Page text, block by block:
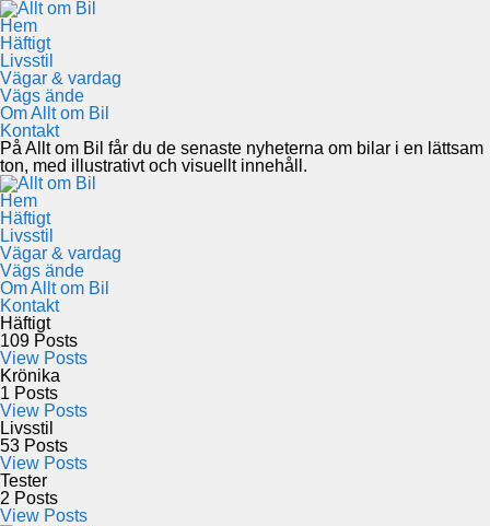
Hem
Häftigt
Livsstil
Vägar & vardag
Vägs ände
Om Allt om Bil
Kontakt
På Allt om Bil får du de senaste nyheterna om bilar i en lättsam
ton, med illustrativt och visuellt innehåll.
Hem
Häftigt
Livsstil
Vägar & vardag
Vägs ände
Om Allt om Bil
Kontakt
Häftigt
109 Posts
View Posts
Krönika
1 Posts
View Posts
Livsstil
53 Posts
View Posts
Tester
2 Posts
View Posts